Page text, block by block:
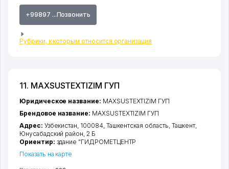
+99897 ...Позвонить
Рубрики, к которым относится организация
11. MAXSUSTEXTIZIM ГУП
Юридическое название: MAXSUSTEXTIZIM ГУП
Брендовое название: MAXSUSTEXTIZIM ГУП
Адрес: Узбекистан, 100084, Ташкентская область, Ташкент,
Юнусабадский район, 2 Б
Ориентир: здание "ГИДРОМЕТЦЕНТР
Показать на карте